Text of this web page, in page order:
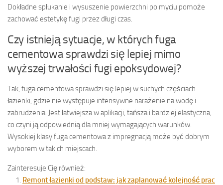
Dokładne spłukanie i wysuszenie powierzchni po myciu pomoże
zachować estetykę fugi przez długi czas.
Czy istnieją sytuacje, w których fuga
cementowa sprawdzi się lepiej mimo
wyższej trwałości fugi epoksydowej?
Tak, fuga cementowa sprawdzi się lepiej w suchych częściach
łazienki, gdzie nie występuje intensywne narażenie na wodę i
zabrudzenia. Jest łatwiejsza w aplikacji, tańsza i bardziej elastyczna,
co czyni ją odpowiednią dla mniej wymagających warunków.
Wysokiej klasy fuga cementowa z impregnacją może być dobrym
wyborem w takich miejscach.
Zainteresuje Cię również:
Remont łazienki od podstaw: jak zaplanować kolejność prac